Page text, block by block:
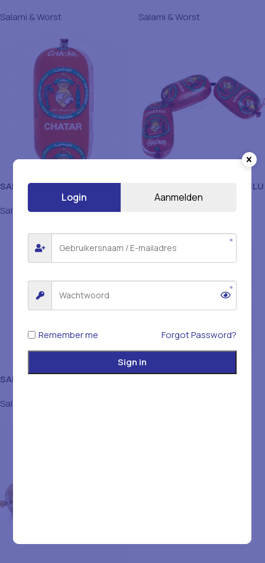
Salami & Worst
Salami & Worst
SALAM CHATAR
Salami & Worst
SALAM CHATAR POULET 3LU
SALAMI DOYDOY 500 GR
Salami & Worst
Login Aanmelden
Remember me Forgot Password?
Sign in